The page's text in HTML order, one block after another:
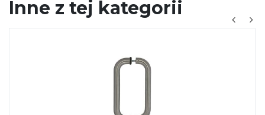
Inne z tej kategorii